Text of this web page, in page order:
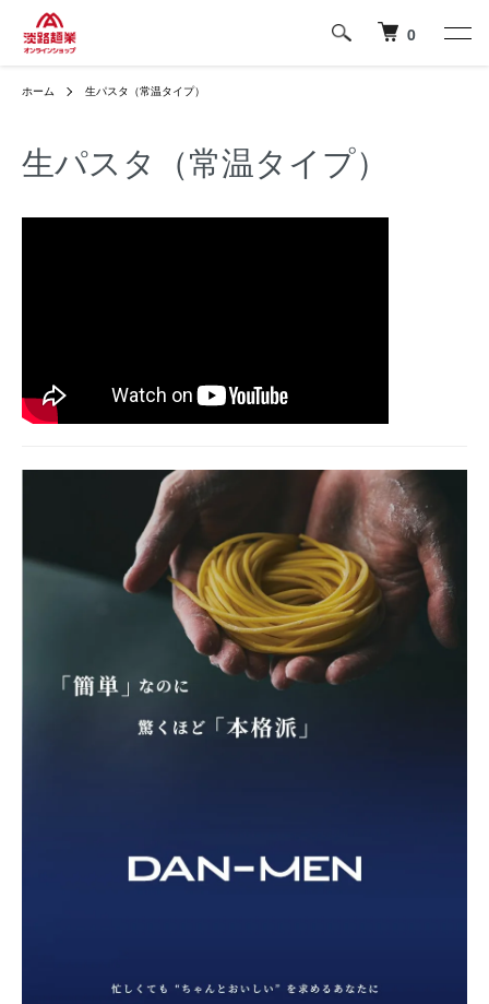
0
ホーム 生パスタ（常温タイプ）
生パスタ（常温タイプ）